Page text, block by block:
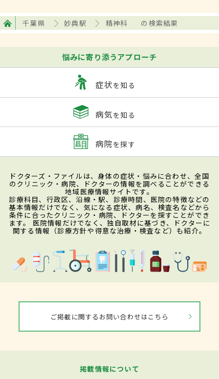
千葉県 妙典駅 精神科 の検索結果
悩みに寄り添うアプローチ
症状を知る
病気を知る
病院を探す
ドクターズ・ファイルは、身体の症状・悩みに合わせ、全国
のクリニック・病院、ドクターの情報を調べることができる
地域医療情報サイトです。
診療科目、行政区、沿線・駅、診療時間、医院の特徴などの
基本情報だけでなく、気になる症状、病名、検査名などから
条件に合ったクリニック・病院、ドクターを探すことができ
ます。 医院情報だけでなく、独自取材に基づき、ドクターに
関する情報（診療方針や得意な治療・検査など）も紹介。
ご掲載に関するお問い合わせはこちら
掲載情報について